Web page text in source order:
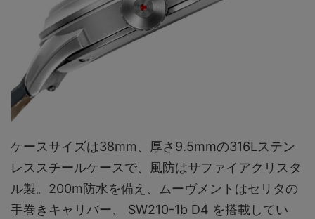
ケースサイズは38mm、厚さ9.5mmの316Lステン
レススチールケースで、風防はサファイアクリスタ
ル製。200m防水を備え、ムーヴメントはセリタの
手巻きキャリバー、 SW210-1b D4 を搭載してい